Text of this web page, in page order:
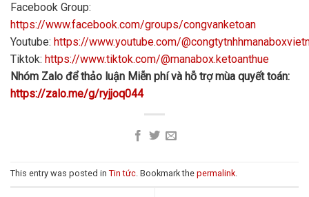
Facebook Group:
https://www.facebook.com/groups/congvanketoan
Youtube: https://www.youtube.com/
Tiktok: https://www.tiktok.com/@manabox.ketoanthue
Nhóm Zalo để thảo luận Miễn phí và hỗ trợ mùa quyết toán:
https://zalo.me/g/ryjjoq044
This entry was posted in Tin tức. Bookmark the permalink.